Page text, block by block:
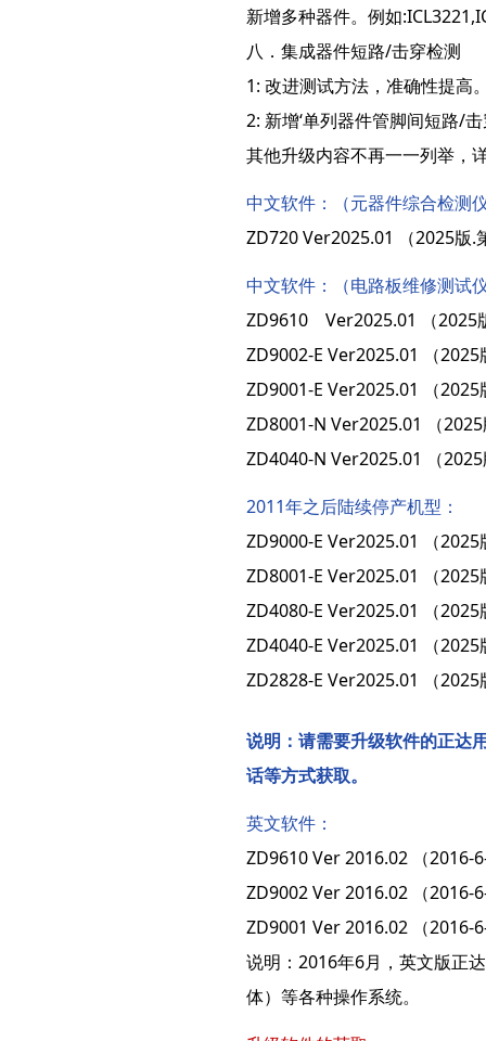
新增多种器件。例如
八．集成器件短路/击穿检测
1: 改进测试方法，准确性提高
2: 新增‘单列器件管脚间短路/击
其他升级内容不再一一列举，
中文软件：（元器件综合检测
ZD720 Ver2025.01 （2025
中文软件：（电路板维修测试
ZD9610 Ver2025.01 （
ZD9002-E Ver2025.01 （
ZD9001-E Ver2025.01 （
ZD8001-N Ver2025.01 （
ZD4040-N Ver2025.01 （
2011年之后陆续停产机型：
ZD9000-E Ver2025.01 （
ZD8001-E Ver2025.01 （
ZD4080-E Ver2025.01 （
ZD4040-E Ver2025.01 （
ZD2828-E Ver2025.01 （
说明：请需要升级软件的正达
话等方式获取。
英文软件：
ZD9610 Ver 2016.02 （2016-
ZD9002 Ver 2016.02 （2016-
ZD9001 Ver 2016.02 （2016-
说明：2016年6月，英文版正
体）等各种操作系统。